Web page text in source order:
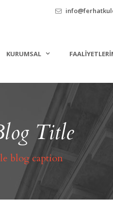
KURUMSAL
Title
blog caption